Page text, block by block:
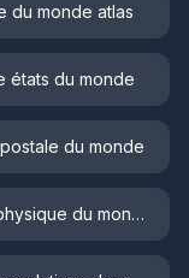
du monde atlas
états du monde
du monde
Carte physique du monde